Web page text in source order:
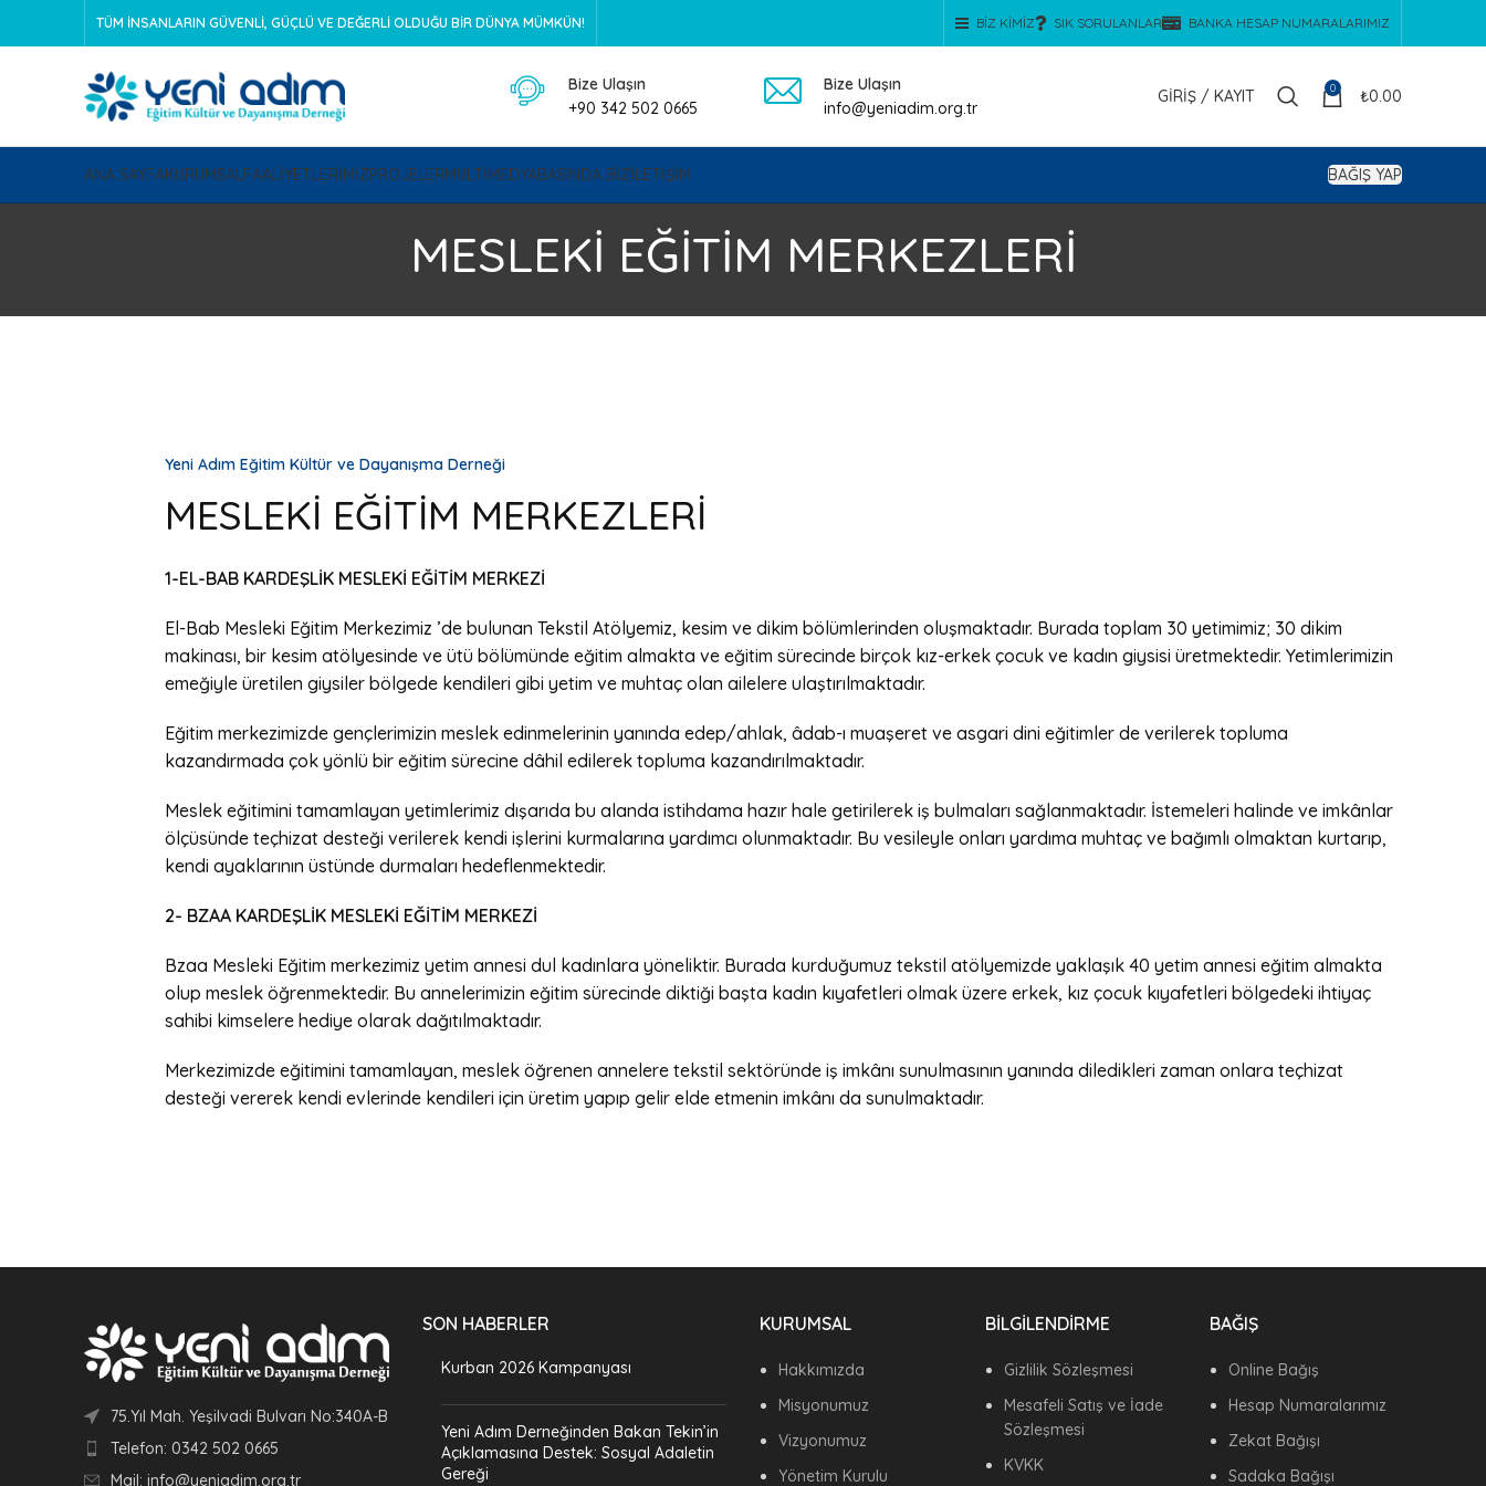
TÜM İNSANLARIN GÜVENLİ, GÜÇLÜ VE DEĞERLİ OLDUĞU BİR DÜNYA MÜMKÜN! BIZ KIMIZ SIK SORULANLAR BANKA HESAP NUMARALARIMIZ
Bize Ulaşın
+90 342 502 0665
Bize Ulaşın
info@yeniadim.org.tr
GIRIŞ / KAYIT 0 ₺0.00
ANA SAYFAKURUMSALFAALİYETLERİMİZPROJELERMULTİMEDYABASINDA BİZİLETİŞİM BAĞIŞ YAP
MESLEKİ EĞİTİM MERKEZLERİ
Yeni Adım Eğitim Kültür ve Dayanışma Derneği
MESLEKİ EĞİTİM MERKEZLERİ
1-EL-BAB KARDEŞLİK MESLEKİ EĞİTİM MERKEZİ
El-Bab Mesleki Eğitim Merkezimiz ’de bulunan Tekstil Atölyemiz, kesim ve dikim bölümlerinden oluşmaktadır. Burada toplam 30 yetimimiz; 30 dikim
makinası, bir kesim atölyesinde ve ütü bölümünde eğitim almakta ve eğitim sürecinde birçok kız-erkek çocuk ve kadın giysisi üretmektedir. Yetimlerimizin
emeğiyle üretilen giysiler bölgede kendileri gibi yetim ve muhtaç olan ailelere ulaştırılmaktadır.
Eğitim merkezimizde gençlerimizin meslek edinmelerinin yanında edep/ahlak, âdab-ı muaşeret ve asgari dini eğitimler de verilerek topluma
kazandırmada çok yönlü bir eğitim sürecine dâhil edilerek topluma kazandırılmaktadır.
Meslek eğitimini tamamlayan yetimlerimiz dışarıda bu alanda istihdama hazır hale getirilerek iş bulmaları sağlanmaktadır. İstemeleri halinde ve imkânlar
ölçüsünde teçhizat desteği verilerek kendi işlerini kurmalarına yardımcı olunmaktadır. Bu vesileyle onları yardıma muhtaç ve bağımlı olmaktan kurtarıp,
kendi ayaklarının üstünde durmaları hedeflenmektedir.
2- BZAA KARDEŞLİK MESLEKİ EĞİTİM MERKEZİ
Bzaa Mesleki Eğitim merkezimiz yetim annesi dul kadınlara yöneliktir. Burada kurduğumuz tekstil atölyemizde yaklaşık 40 yetim annesi eğitim almakta
olup meslek öğrenmektedir. Bu annelerimizin eğitim sürecinde diktiği başta kadın kıyafetleri olmak üzere erkek, kız çocuk kıyafetleri bölgedeki ihtiyaç
sahibi kimselere hediye olarak dağıtılmaktadır.
Merkezimizde eğitimini tamamlayan, meslek öğrenen annelere tekstil sektöründe iş imkânı sunulmasının yanında diledikleri zaman onlara teçhizat
desteği vererek kendi evlerinde kendileri için üretim yapıp gelir elde etmenin imkânı da sunulmaktadır.
75.Yıl Mah. Yeşilvadi Bulvarı No:340A-B
Telefon: 0342 502 0665
Mail: info@yeniadim.org.tr
SON HABERLER
Kurban 2026 Kampanyası
Yeni Adım Derneğinden Bakan Tekin’in
Açıklamasına Destek: Sosyal Adaletin
Gereği
KURUMSAL
Hakkımızda
Misyonumuz
Vizyonumuz
Yönetim Kurulu
BİLGİLENDİRME
Gizlilik Sözleşmesi
Mesafeli Satış ve İade
Sözleşmesi
KVKK
BAĞIŞ
Online Bağış
Hesap Numaralarımız
Zekat Bağışı
Sadaka Bağışı